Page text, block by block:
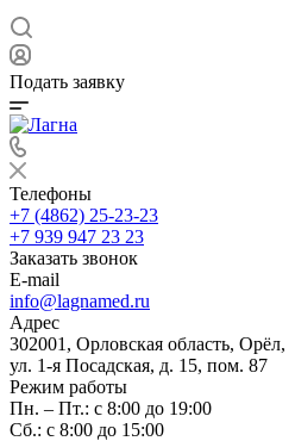
Подать заявку
Телефоны
+7 (4862) 25-23-23
+7 939 947 23 23
Заказать звонок
E-mail
info@lagnamed.ru
Адрес
302001, Орловская область, Орёл,
ул. 1-я Посадская, д. 15, пом. 87
Режим работы
Пн. – Пт.: с 8:00 до 19:00
Сб.: с 8:00 до 15:00